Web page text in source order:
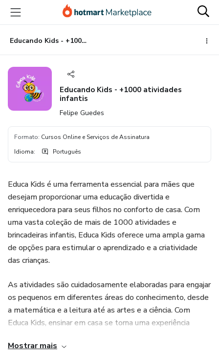
para
conteúdo
principal
para
pagamento
para
rodapé
Educando Kids - +1000 atividades infantis
Educando Kids - +1000 atividades
infantis
Felipe Guedes
Formato: Cursos Online e Serviços de Assinatura
Idioma: Português
Educa Kids é uma ferramenta essencial para mães que
desejam proporcionar uma educação divertida e
enriquecedora para seus filhos no conforto de casa. Com
uma vasta coleção de mais de 1000 atividades e
brincadeiras infantis, Educa Kids oferece uma ampla gama
de opções para estimular o aprendizado e a criatividade
das crianças.
As atividades são cuidadosamente elaboradas para engajar
os pequenos em diferentes áreas do conhecimento, desde
a matemática e a leitura até as artes e a ciência. Com
Educa Kids, ensinar em casa se torna uma experiência
de forma lúdica e divertida.
Mostrar mais